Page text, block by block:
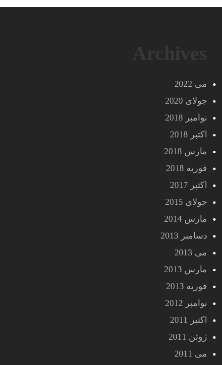
می 2022
جولای 2020
نوامبر 2018
اکتبر 2018
مارس 2018
فوریه 2018
اکتبر 2017
جولای 2015
مارس 2014
دسامبر 2013
می 2013
مارس 2013
فوریه 2013
نوامبر 2012
اکتبر 2011
ژوئن 2011
می 2011